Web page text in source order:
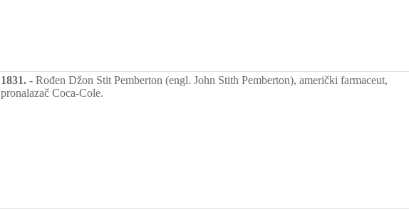
1831. - Rođen Džon Stit Pemberton (engl. John Stith Pemberton), američki farmaceut,
pronalazač Coca-Cole.